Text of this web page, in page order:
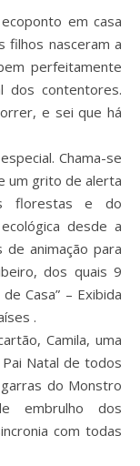
em casa
filhos nasceram a
perfeitamente
dos contentores.
e sei que há
Chama-se
um grito de alerta
florestas e do
desde a
animação para
dos quais 9
Casa” – Exibida
.
Camila, uma
Natal de todos
do Monstro
embrulho dos
com todas